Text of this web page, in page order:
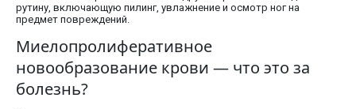
рутину, включающую пилинг, увлажнение и осмотр ног на
предмет повреждений.
Миелопролиферативное
новообразование крови — что это за
болезнь?